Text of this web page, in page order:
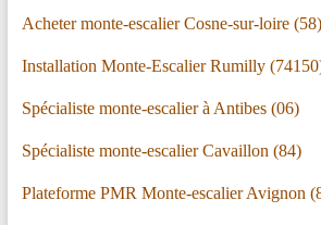
Acheter monte-escalier Cosne-sur-loire (58)
Installation Monte-Escalier Rumilly
Spécialiste monte-escalier à Antibes (06)
Spécialiste monte-escalier Cavaillon (84)
Plateforme PMR Monte-escalier Avignon